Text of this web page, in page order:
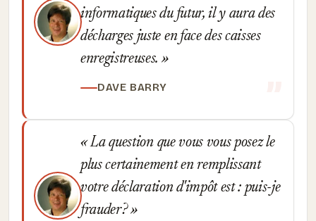
informatiques du futur, il y aura des
décharges juste en face des caisses
enregistreuses.
DAVE BARRY
La question que vous vous posez le
plus certainement en remplissant
votre déclaration d'impôt est : puis-je
frauder?